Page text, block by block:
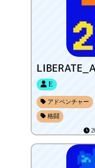
E
アドベンチャー
格闘